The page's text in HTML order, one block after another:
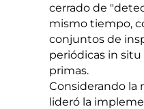
cerrado de
mismo tiempo,
conjuntos de
periódicas in
primas.
Considerando la
lideró la